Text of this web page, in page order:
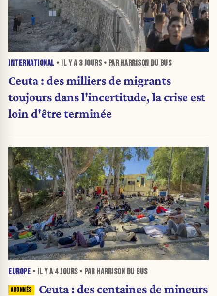
INTERNATIONAL • IL Y A 3 JOURS• PAR HARRISON DU BUS
Ceuta : des milliers de migrants
toujours dans l'incertitude, la crise est
loin d'être terminée
EUROPE • IL Y A 4 JOURS• PAR HARRISON DU BUS
Ceuta : des centaines de mineurs